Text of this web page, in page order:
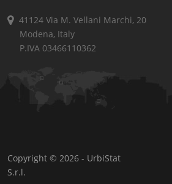
41124 Via M. Vellani Marchi, 20
Modena, Italy
P.IVA 03466110362
Copyright © 2026 - UrbiStat
S.r.l.